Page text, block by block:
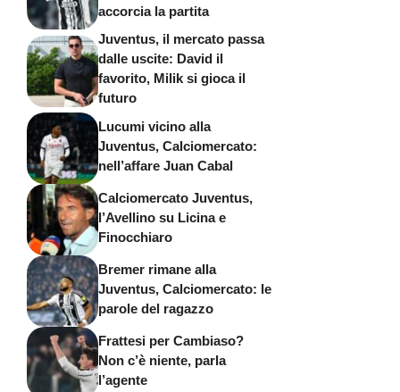
accorcia la partita
Juventus, il mercato passa
dalle uscite: David il
favorito, Milik si gioca il
futuro
Lucumi vicino alla
Juventus, Calciomercato:
nell’affare Juan Cabal
Calciomercato Juventus,
l’Avellino su Licina e
Finocchiaro
Bremer rimane alla
Juventus, Calciomercato: le
parole del ragazzo
Frattesi per Cambiaso?
Non c’è niente, parla
l’agente